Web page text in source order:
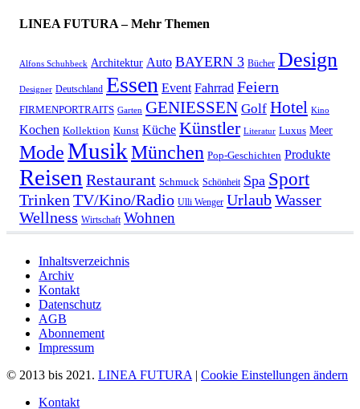
LINEA FUTURA – Mehr Themen
Alfons Schuhbeck Architektur Auto BAYERN 3 Bücher Design
Designer Deutschland Essen Event Fahrrad Feiern
FIRMENPORTRAITS Garten GENIESSEN Golf Hotel Kino
Kochen Kollektion Kunst Küche Künstler Literatur Luxus Meer
ModeMusikMünchen Pop-Geschichten Produkte
Reisen Restaurant Schmuck Schönheit Spa Sport
Trinken TV/Kino/Radio Ulli Wenger UrlaubWasser
Wellness Wirtschaft Wohnen
Inhaltsverzeichnis
Archiv
Kontakt
Datenschutz
AGB
Abonnement
Impressum
© 2013 bis 2021. LINEA FUTURA | Cookie Einstellungen ändern
Kontakt